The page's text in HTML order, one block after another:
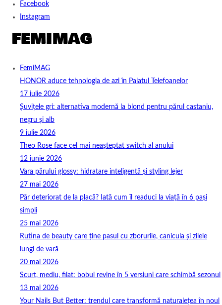
Facebook
Instagram
FemiMAG
HONOR aduce tehnologia de azi în Palatul Telefoanelor
17 iulie 2026
Șuvițele gri: alternativa modernă la blond pentru părul castaniu,
negru și alb
9 iulie 2026
Theo Rose face cel mai neașteptat switch al anului
12 iunie 2026
Vara părului glossy: hidratare inteligentă și styling lejer
27 mai 2026
Păr deteriorat de la placă? Iată cum îl readuci la viață în 6 pași
simpli
25 mai 2026
Rutina de beauty care ține pasul cu zborurile, canicula și zilele
lungi de vară
20 mai 2026
Scurt, mediu, filat: bobul revine în 5 versiuni care schimbă sezonul
13 mai 2026
Your Nails But Better: trendul care transformă naturalețea în noul